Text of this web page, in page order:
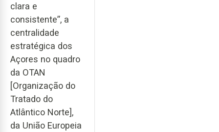
clara e
consistente”, a
centralidade
estratégica dos
Açores no quadro
da OTAN
[Organização do
Tratado do
Atlântico Norte],
da União Europeia